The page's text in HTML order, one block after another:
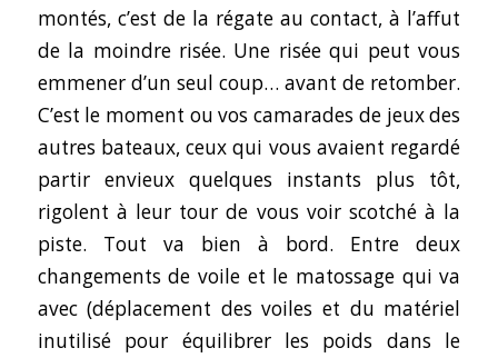
montés, c’est de la régate au contact, à l’affut
de la moindre risée. Une risée qui peut vous
emmener d’un seul coup… avant de retomber.
C’est le moment ou vos camarades de jeux des
autres bateaux, ceux qui vous avaient regardé
partir envieux quelques instants plus tôt,
rigolent à leur tour de vous voir scotché à la
piste. Tout va bien à bord. Entre deux
changements de voile et le matossage qui va
avec (déplacement des voiles et du matériel
inutilisé pour équilibrer les poids dans le